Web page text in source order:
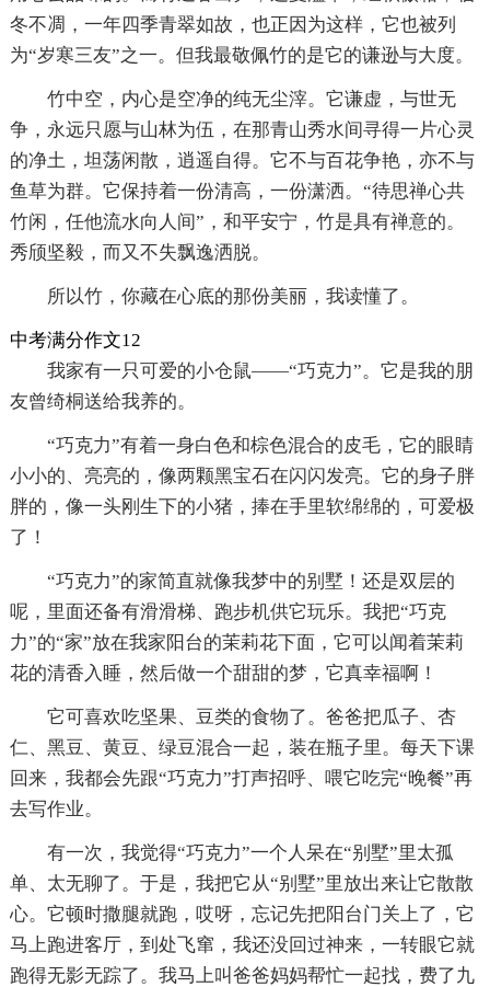
冬不凋，一年四季青翠如故，也正因为这样，它也被列
为“岁寒三友”之一。但我最敬佩竹的是它的谦逊与大度。
竹中空，内心是空净的纯无尘滓。它谦虚，与世无
争，永远只愿与山林为伍，在那青山秀水间寻得一片心灵
的净土，坦荡闲散，逍遥自得。它不与百花争艳，亦不与
鱼草为群。它保持着一份清高，一份潇洒。“待思禅心共
竹闲，任他流水向人间”，和平安宁，竹是具有禅意的。
秀颀坚毅，而又不失飘逸洒脱。
所以竹，你藏在心底的那份美丽，我读懂了。
中考满分作文12
我家有一只可爱的小仓鼠——“巧克力”。它是我的朋
友曾绮桐送给我养的。
“巧克力”有着一身白色和棕色混合的皮毛，它的眼睛
小小的、亮亮的，像两颗黑宝石在闪闪发亮。它的身子胖
胖的，像一头刚生下的小猪，捧在手里软绵绵的，可爱极
了！
“巧克力”的家简直就像我梦中的别墅！还是双层的
呢，里面还备有滑滑梯、跑步机供它玩乐。我把“巧克
力”的“家”放在我家阳台的茉莉花下面，它可以闻着茉莉
花的清香入睡，然后做一个甜甜的梦，它真幸福啊！
它可喜欢吃坚果、豆类的食物了。爸爸把瓜子、杏
仁、黑豆、黄豆、绿豆混合一起，装在瓶子里。每天下课
回来，我都会先跟“巧克力”打声招呼、喂它吃完“晚餐”再
去写作业。
有一次，我觉得“巧克力”一个人呆在“别墅”里太孤
单、太无聊了。于是，我把它从“别墅”里放出来让它散散
心。它顿时撒腿就跑，哎呀，忘记先把阳台门关上了，它
马上跑进客厅，到处飞窜，我还没回过神来，一转眼它就
跑得无影无踪了。我马上叫爸爸妈妈帮忙一起找，费了九